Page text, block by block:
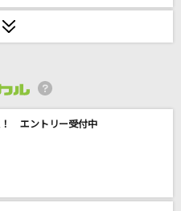
BUDOKAN BEAT EM
！ エントリー受付中